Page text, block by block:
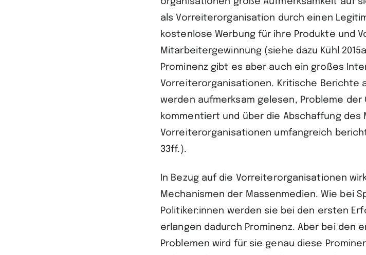
als Vorreiterorganisation durch einen
kostenlose Werbung für ihre Produkte und
Mitarbeitergewinnung (siehe dazu Kühl
Prominenz gibt es aber auch ein großes
Vorreiterorganisationen. Kritische Berichte
werden aufmerksam gelesen, Probleme der
kommentiert und über die Abschaffung des
Vorreiterorganisationen umfangreich
33ff.).
In Bezug auf die Vorreiterorganisationen
Mechanismen der Massenmedien. Wie bei
Politiker:innen werden sie bei den ersten
erlangen dadurch Prominenz. Aber bei den
Problemen wird für sie genau diese